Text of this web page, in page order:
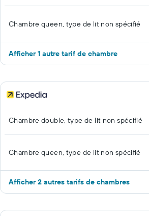
Chambre queen, type de lit non spécifié
Afficher 1 autre tarif de chambre
Chambre double, type de lit non spécifié
Chambre queen, type de lit non spécifié
Afficher 2 autres tarifs de chambres